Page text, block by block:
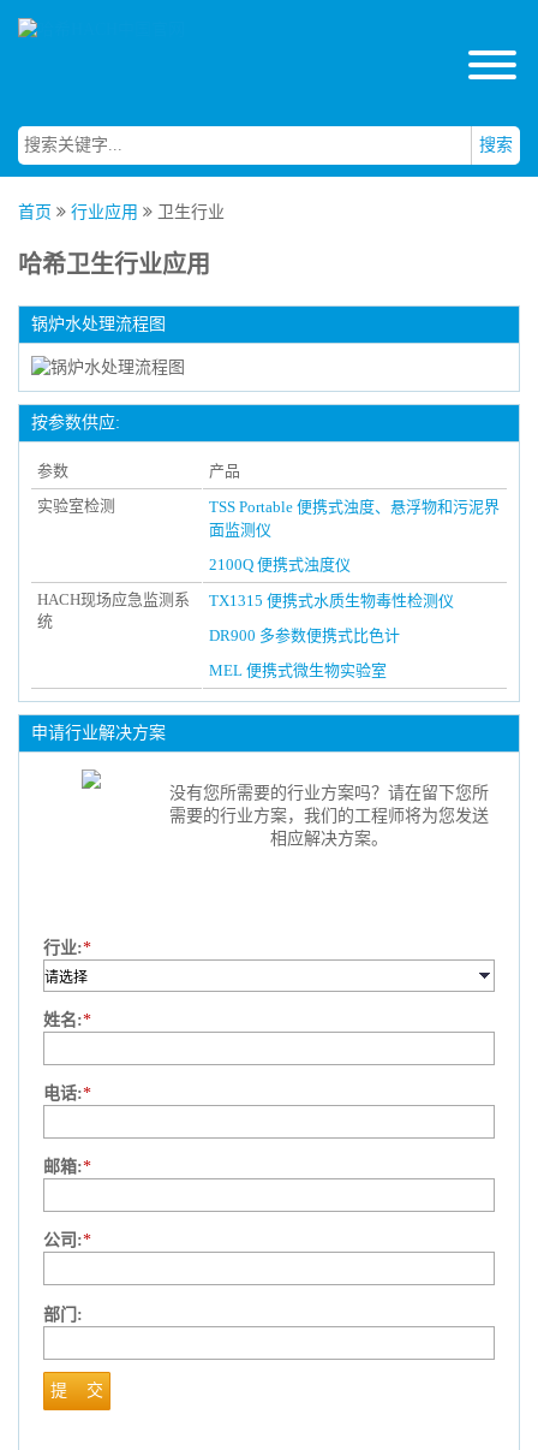
搜索
首页 行业应用 卫生行业
哈希卫生行业应用
锅炉水处理流程图
按参数供应:
参数
产品
实验室检测
TSS Portable 便携式浊度、悬浮物和污泥界
面监测仪
2100Q 便携式浊度仪
HACH现场应急监测系
统
TX1315 便携式水质生物毒性检测仪
DR900 多参数便携式比色计
MEL 便携式微生物实验室
申请行业解决方案
没有您所需要的行业方案吗？请在留下您所
需要的行业方案，我们的工程师将为您发送
相应解决方案。
行业:*
姓名:*
电话:*
邮箱:*
公司:*
部门:
提 交